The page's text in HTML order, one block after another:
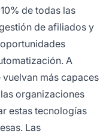
de todas las
de afiliados y
A
más capaces
organizaciones
estas tecnologías
Las